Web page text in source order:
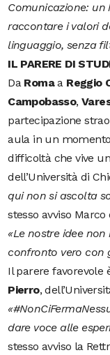
Comunicazione:
raccontare i valori
linguaggio, senza
IL PARERE DI
Da Romaa Reggio
Campobasso,
partecipazione
aula in un
difficoltà che vive
dell’Università di
qui non si ascolta
stesso avviso
«Le nostre idee
confronto vero con
Il parere favorevole
Pierro,
dare voce alle
stesso avviso la